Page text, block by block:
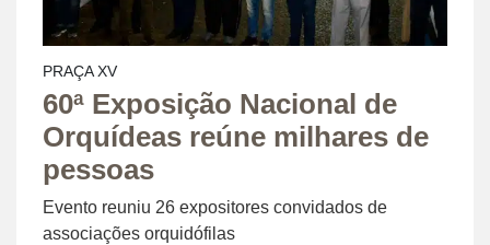
PRAÇA XV
60ª Exposição Nacional de
Orquídeas reúne milhares de
pessoas
Evento reuniu 26 expositores convidados de
associações orquidófilas